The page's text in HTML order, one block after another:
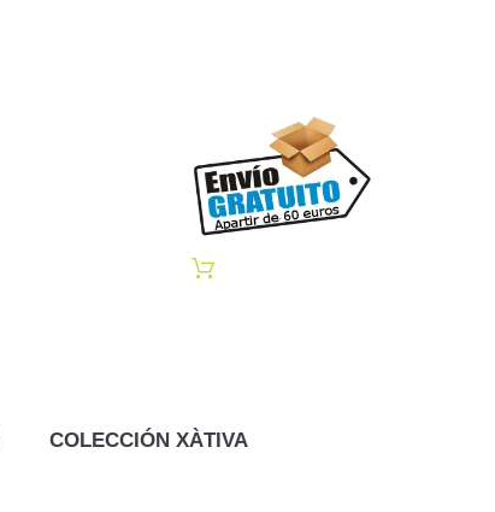
COLECCIÓN XÀTIVA